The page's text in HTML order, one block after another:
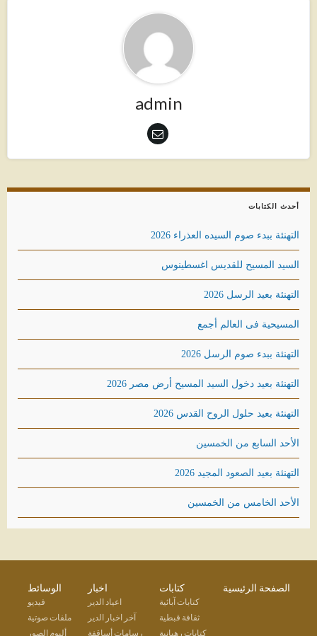
admin
أحدث الكتابات
التهنئة ببدء صوم السيده العذراء 2026
السيد المسيح للقديس اغسطينوس
التهنئة بعيد الرسل 2026
المسيحية فى العالم أجمع
التهنئة ببدء صوم الرسل 2026
التهنئة بعيد دخول السيد المسيح أرض مصر 2026
التهنئة بعيد حلول الروح القدس 2026
الأحد السابع من الخمسين
التهنئة بعيد الصعود المجيد 2026
الأحد الخامس من الخمسين
الصفحة الرئيسية كتابات
كتابات آبائية
ثقافة قبطية
كتابات رهبانية
اخبار
اعياد الدير
آخر اخبار الدير
رسامات أساقفة
الوسائط
فيديو
ملفات صوتية
ألبوم الصور